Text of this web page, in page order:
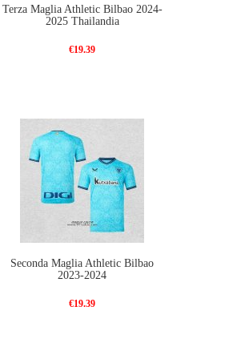
Terza Maglia Athletic Bilbao 2024-
2025 Thailandia
€19.39
Seconda Maglia Athletic Bilbao
2023-2024
€19.39